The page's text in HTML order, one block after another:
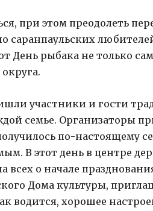
при этом преодолеть
саранпаульских
День рыбака не только
участники и гости
семье. Организаторы
по-настоящему
В этот день в центре
всех о начале
Дома культуры,
водится, хорошее